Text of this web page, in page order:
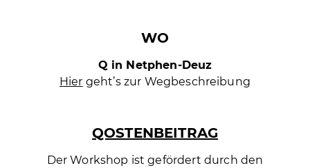
WO
Q in Netphen-Deuz
Hier geht’s zur Wegbeschreibung
QOSTENBEITRAG
Der Workshop ist gefördert durch den